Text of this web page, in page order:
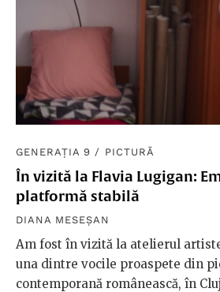
GENERAȚIA 9 / PICTURĂ
În vizită la Flavia Lugigan:
platformă stabilă
DIANA MESEȘAN
Am fost în vizită la atelierul
una dintre vocile proaspete din
contemporană românească, în